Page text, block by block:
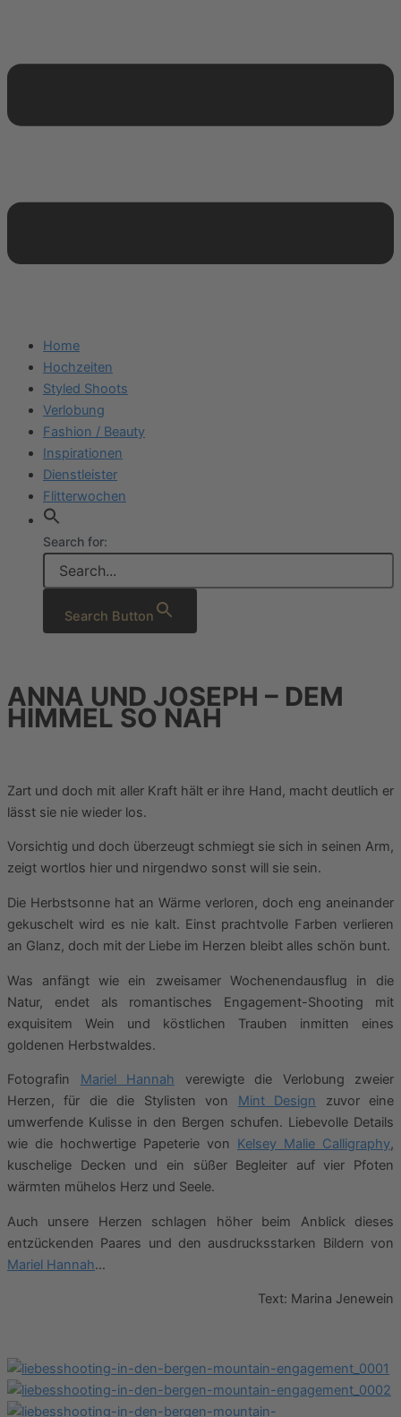
Home
Hochzeiten
Styled Shoots
Verlobung
Fashion / Beauty
Inspirationen
Dienstleister
Flitterwochen
Search for:
Search Button
ANNA UND JOSEPH – DEM
HIMMEL SO NAH
Zart und doch mit aller Kraft hält er ihre Hand, macht deutlich er
lässt sie nie wieder los.
Vorsichtig und doch überzeugt schmiegt sie sich in seinen Arm,
zeigt wortlos hier und nirgendwo sonst will sie sein.
Die Herbstsonne hat an Wärme verloren, doch eng aneinander
gekuschelt wird es nie kalt. Einst prachtvolle Farben verlieren
an Glanz, doch mit der Liebe im Herzen bleibt alles schön bunt.
Was anfängt wie ein zweisamer Wochenendausflug in die
Natur, endet als romantisches Engagement-Shooting mit
exquisitem Wein und köstlichen Trauben inmitten eines
goldenen Herbstwaldes.
Fotografin Mariel Hannah verewigte die Verlobung zweier
Herzen, für die die Stylisten von Mint Design zuvor eine
umwerfende Kulisse in den Bergen schufen. Liebevolle Details
wie die hochwertige Papeterie von Kelsey Malie Calligraphy,
kuschelige Decken und ein süßer Begleiter auf vier Pfoten
wärmten mühelos Herz und Seele.
Auch unsere Herzen schlagen höher beim Anblick dieses
entzückenden Paares und den ausdrucksstarken Bildern von
Mariel Hannah…
Text: Marina Jenewein